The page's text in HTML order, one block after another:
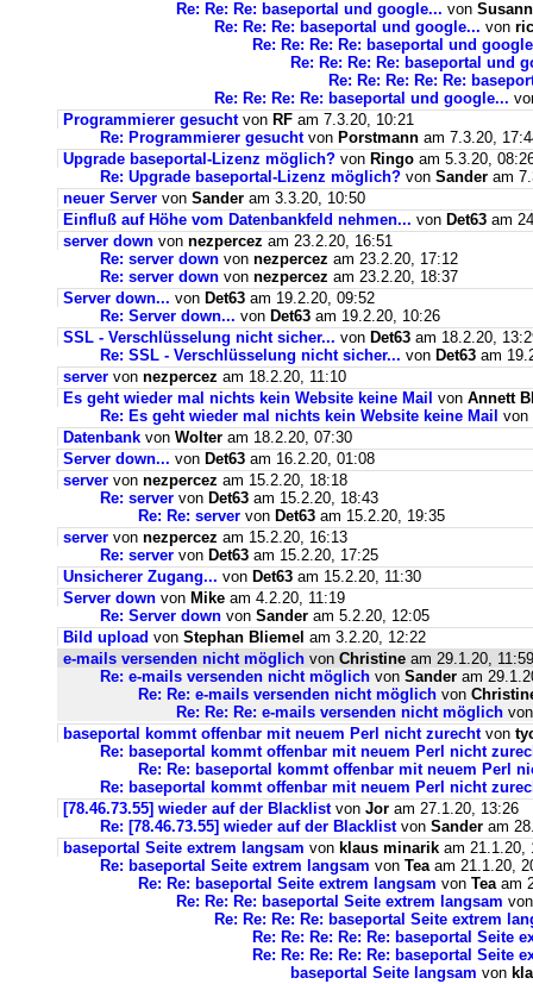
Re: Re: Re: baseportal und google... von
Re: Re: Re: baseportal und google... von
Re: Re: Re: Re: baseportal und
Re: Re: Re: Re: baseportal und
Re: Re: Re: Re: Re:
Re: Re: Re: Re: baseportal und google...
Programmierer gesuchtvon RF am 7.3.20, 10:21
Re: Programmierer gesuchtvon Porstmann am 7.3.20,
Upgrade baseportal-Lizenz möglich? von Ringo am 5.3.20,
Re: Upgrade baseportal-Lizenz möglich? von Sander am
neuer Server von Sander am 3.3.20, 10:50
Einfluß auf Höhe vom Datenbankfeld nehmen... von Det63 am
server down von nezpercez am 23.2.20, 16:51
Re: server down von nezpercez am 23.2.20, 17:12
Re: server down von nezpercez am 23.2.20, 18:37
Server down... von Det63 am 19.2.20, 09:52
Re: Server down... von Det63 am 19.2.20, 10:26
SSL - Verschlüsselung nicht sicher... von Det63 am 18.2.20,
Re: SSL - Verschlüsselung nicht sicher... von Det63 am
server von nezpercez am 18.2.20, 11:10
Es geht wieder mal nichts kein Website keine Mail von Annett
Re: Es geht wieder mal nichts kein Website keine Mail von
Datenbank von Wolter am 18.2.20, 07:30
Server down... von Det63 am 16.2.20, 01:08
server von nezpercez am 15.2.20, 18:18
Re: server von Det63 am 15.2.20, 18:43
Re: Re: server von Det63 am 15.2.20, 19:35
server von nezpercez am 15.2.20, 16:13
Re: server von Det63 am 15.2.20, 17:25
Unsicherer Zugang... von Det63 am 15.2.20, 11:30
Server down von Mike am 4.2.20, 11:19
Re: Server down von Sander am 5.2.20, 12:05
Bild upload von Stephan Bliemel am 3.2.20, 12:22
e-mails versenden nicht möglich von Christine am 29.1.20, 11:59
Re: e-mails versenden nicht möglich von Sander am
Re: Re: e-mails versenden nicht möglich von
Re: Re: Re: e-mails versenden nicht möglich
baseportal kommt offenbar mit neuem Perl nicht zurechtvon
Re: baseportal kommt offenbar mit neuem Perl nicht
Re: Re: baseportal kommt offenbar mit neuem Perl
Re: baseportal kommt offenbar mit neuem Perl nicht
[78.46.73.55] wieder auf der Blacklistvon Jor am 27.1.20, 13:26
Re: [78.46.73.55] wieder auf der Blacklistvon Sander am
baseportal Seite extrem langsam von klaus minarik am 21.1.20,
Re: baseportal Seite extrem langsam von Teaam 21.1.20,
Re: Re: baseportal Seite extrem langsam von Teaam
Re: Re: Re: baseportal Seite extrem langsam
Re: Re: Re: Re: baseportal Seite extrem
Re: Re: Re: Re: Re: baseportal Seite
Re: Re: Re: Re: Re: baseportal Seite
baseportal Seite langsam von